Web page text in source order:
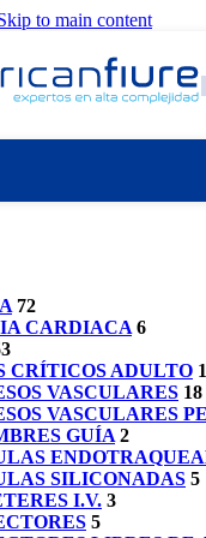
to main content
72
CARDIACA 6
CRÍTICOS ADULTO
VASCULARES 18
VASCULARES
GUÍA 2
SILICONADAS 5
I.V. 3
5